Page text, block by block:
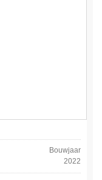
Bouwjaar
2022